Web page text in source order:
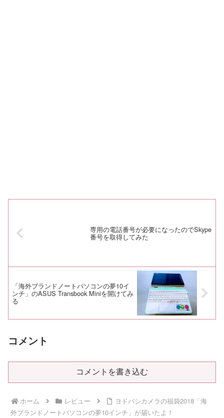
専用の電話番号が必要になったのでSkype
番号を取得してみた
「海外ブランドノートパソコンの夢10イ
ンチ」のASUS Transbook Miniを開けてみ
る
コメント
コメントを書き込む
ホーム レビュー
ヨドバシカメラの福袋2018「海
外ブランドノートパソコンの夢10インチ」が届いたよ！